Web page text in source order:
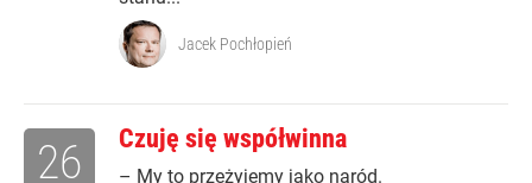
Jacek Pochłopień
Czuję się współwinna
– My to przeżyjemy jako naród.
26